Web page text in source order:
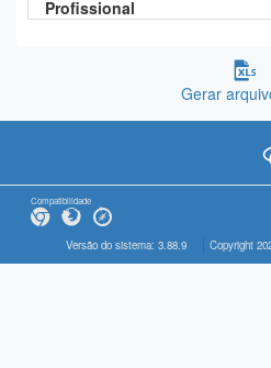
Profissional
Gerar
Compatibilidade
Versão do sistema: 3.88.9 Copyright